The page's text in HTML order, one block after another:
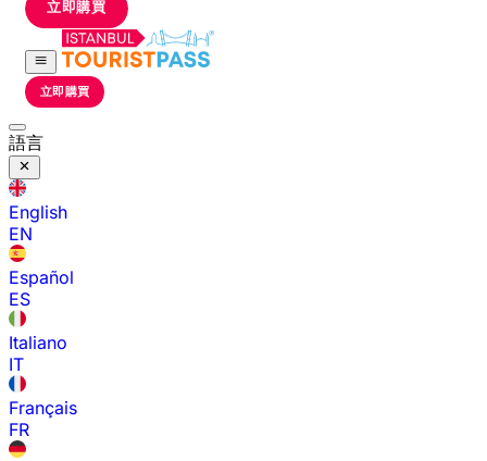
立即購買
立即購買
語言
English
EN
Español
ES
Italiano
IT
Français
FR